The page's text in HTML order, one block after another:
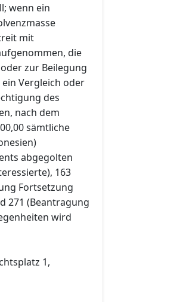
wenn ein
mit
die
zur Beilegung
Vergleich oder
des
nach dem
sämtliche
abgegolten
163
Fortsetzung
271 (Beantragung
wird
1,